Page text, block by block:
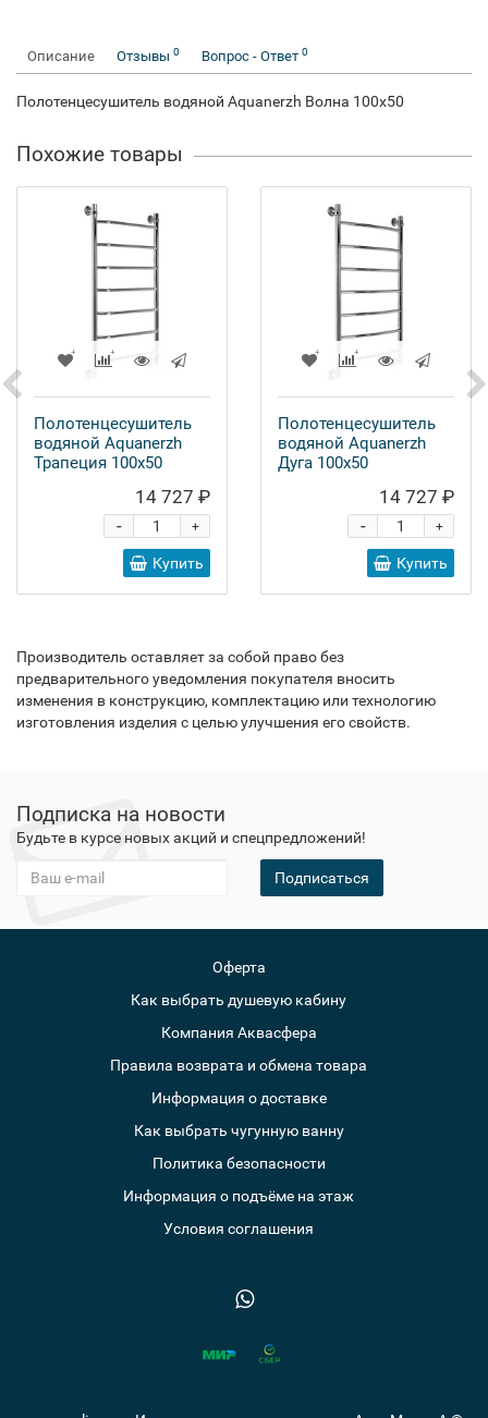
Описание Отзывы 0 Вопрос - Ответ 0
Полотенцесушитель водяной Aquanerzh Волна 100х50
Похожие товары
Полотенцесушитель
водяной Aquanerzh
Трапеция 100х50
14 727 ₽
+
-
Купить
Полотенцесушитель
водяной Aquanerzh
Дуга 100х50
14 727 ₽
+
-
Купить
Производитель оставляет за собой право без
предварительного уведомления покупателя вносить
изменения в конструкцию, комплектацию или технологию
изготовления изделия с целью улучшения его свойств.
Подписка на новости
Будьте в курсе новых акций и спецпредложений!
Подписаться
Оферта
Как выбрать душевую кабину
Компания Аквасфера
Правила возврата и обмена товара
Информация о доставке
Как выбрать чугунную ванну
Политика безопасности
Информация о подъёме на этаж
Условия соглашения